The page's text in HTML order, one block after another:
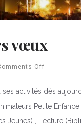
vœux
Off
ses activités dès
Petite Enfance
Jeunes) , Lecture